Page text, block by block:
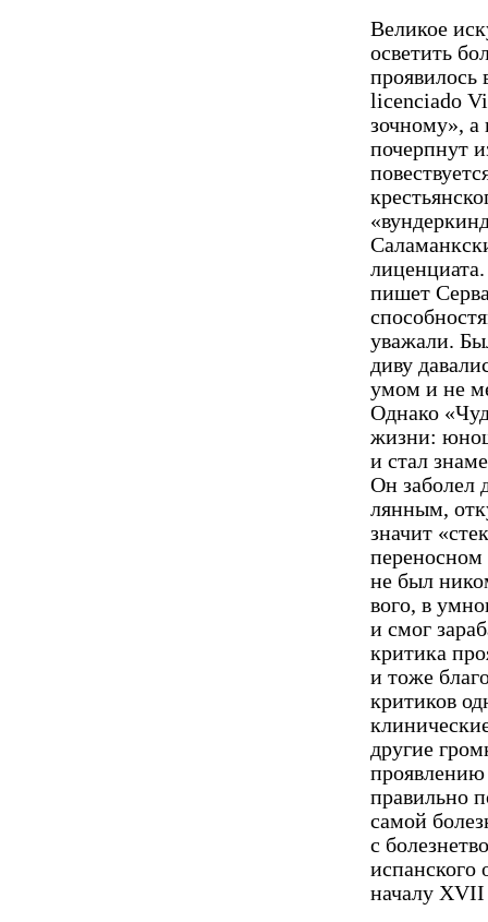
Великое
осветить
проявилось
licenciado
зочному», а
почерпнут
пишет
уважали.
диву
умом и не
Однако
жизни:
и стал
Он заболел
лянным,
значит
не был
вого, в
и смог
критика
и тоже
критиков
другие
пра­вильно
самой
с
испанского
началу XVII